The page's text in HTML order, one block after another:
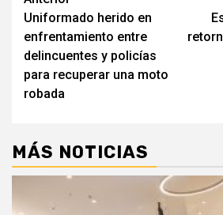
de
entradas
Uniformado herido en
enfrentamiento entre
delincuentes y policías
para recuperar una moto
robada
MÁS NOTICIAS